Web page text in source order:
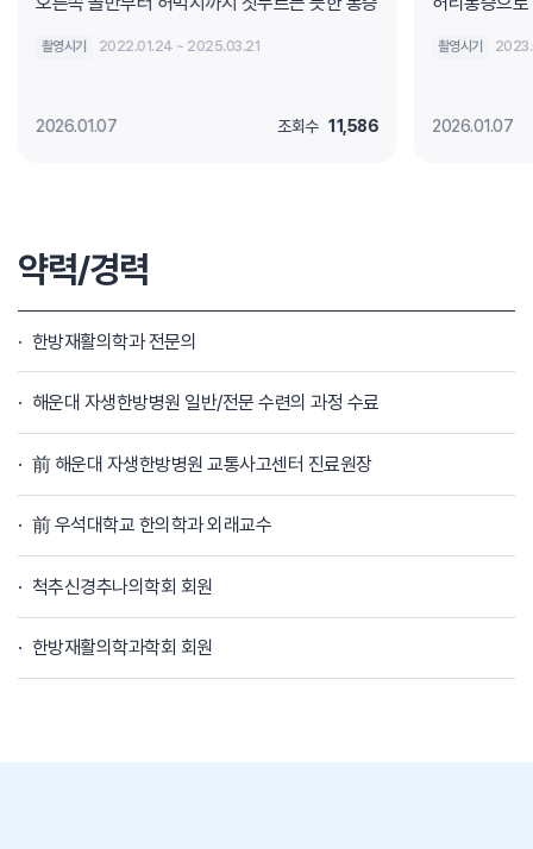
촬영시기 2022.01.24 ~ 2025.03.21
2026.01.07 조회수 11,586
촬영시기
2026.01.07
약력/경력
한방재활의학과 전문의
해운대 자생한방병원 일반/전문 수련의 과정 수료
前 해운대 자생한방병원 교통사고센터 진료원장
前 우석대학교 한의학과 외래교수
척추신경추나의학회 회원
한방재활의학과학회 회원